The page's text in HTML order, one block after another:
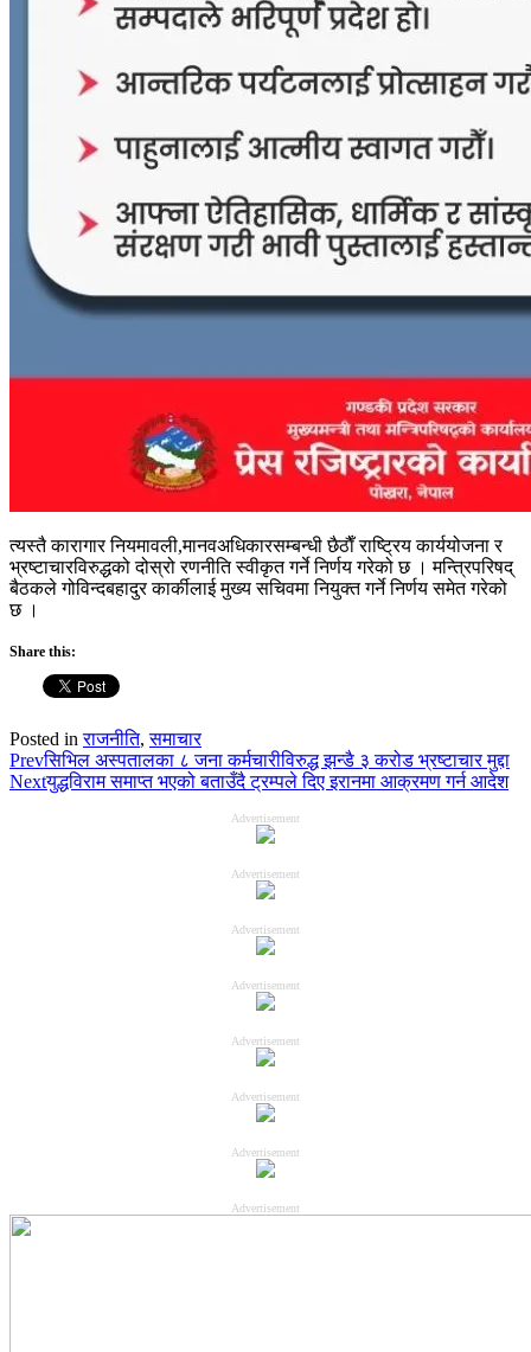
त्यस्तै कारागार नियमावली,मानवअधिकारसम्बन्धी छैठाैँ राष्ट्रिय कार्ययोजना र
भ्रष्टाचारविरुद्धको दोस्रो रणनीति स्वीकृत गर्ने निर्णय गरेको छ । मन्त्रिपरिषद्
बैठकले गोविन्दबहादुर कार्कीलाई मुख्य सचिवमा नियुक्त गर्ने निर्णय समेत गरेको
छ ।
Share this:
Posted inराजनीति,समाचार
Prevसिभिल अस्पतालका ८ जना कर्मचारीविरुद्ध झन्डै ३ करोड भ्रष्टाचार मुद्दा
Nextयुद्धविराम समाप्त भएको बताउँदै ट्रम्पले दिए इरानमा आक्रमण गर्न आदेश
Advertisement
Advertisement
Advertisement
Advertisement
Advertisement
Advertisement
Advertisement
Advertisement